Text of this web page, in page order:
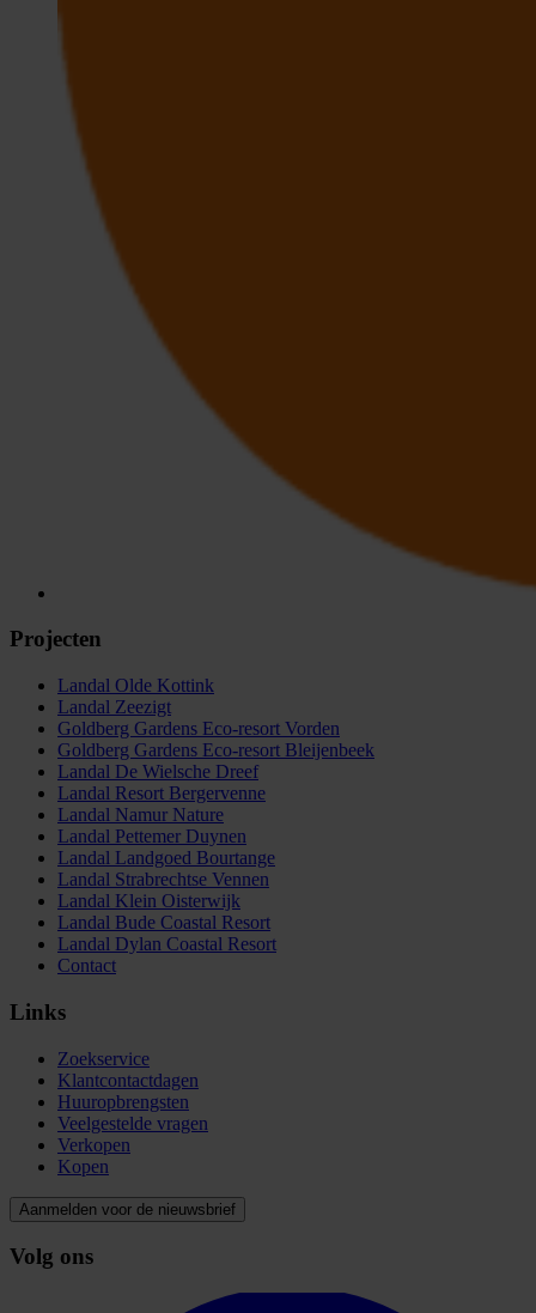
Projecten
Landal Olde Kottink
Landal Zeezigt
Goldberg Gardens Eco-resort Vorden
Goldberg Gardens Eco-resort Bleijenbeek
Landal De Wielsche Dreef
Landal Resort Bergervenne
Landal Namur Nature
Landal Pettemer Duynen
Landal Landgoed Bourtange
Landal Strabrechtse Vennen
Landal Klein Oisterwijk
Landal Bude Coastal Resort
Landal Dylan Coastal Resort
Contact
Links
Zoekservice
Klantcontactdagen
Huuropbrengsten
Veelgestelde vragen
Verkopen
Kopen
Aanmelden voor de nieuwsbrief
Volg ons